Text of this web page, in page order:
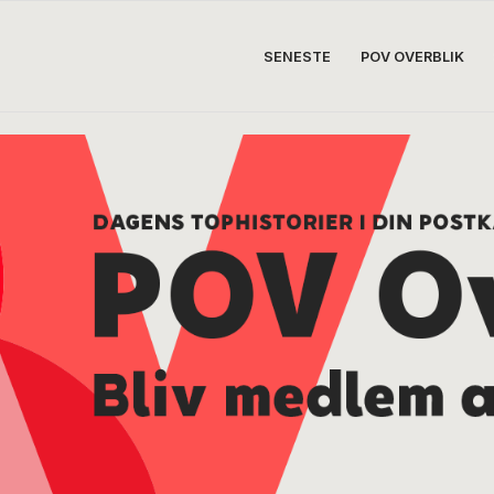
SENESTE POV OVERBLIK